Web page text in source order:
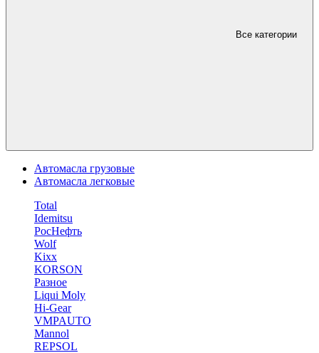
Все категории
Автомасла грузовые
Автомасла легковые
Total
Idemitsu
РосНефть
Wolf
Kixx
KORSON
Разное
Liqui Moly
Hi-Gear
VMPAUTO
Mannol
REPSOL